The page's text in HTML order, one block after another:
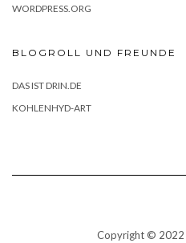
WORDPRESS.ORG
BLOGROLL UND FREUNDE
DAS IST DRIN.DE
KOHLENHYD-ART
Copyright © 2022